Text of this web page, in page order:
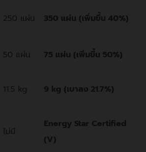
250 แผ่น 350 แผ่น (เพิ่มขึ้น 40%)
50 แผ่น 75 แผ่น (เพิ่มขึ้น 50%)
11.5 kg 9 kg (เบาลง 21.7%)
ไม่มี
Energy Star Certified
(V)